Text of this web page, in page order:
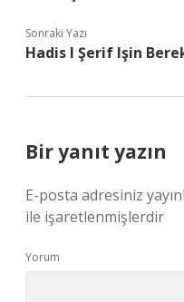
Sonraki Yazı
Hadis I Şerif Işin
Bir yanıt yazın
E-posta adresiniz
ile işaretlenmişlerdir
Yorum